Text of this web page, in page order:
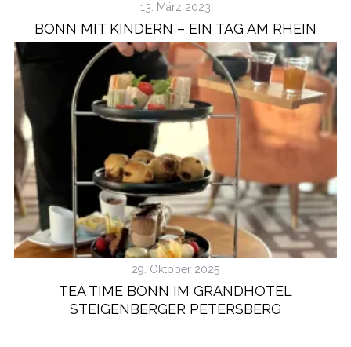
13. März 2023
BONN MIT KINDERN – EIN TAG AM RHEIN
29. Oktober 2025
TEA TIME BONN IM GRANDHOTEL
STEIGENBERGER PETERSBERG